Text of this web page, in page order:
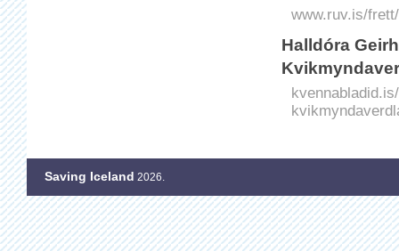
www.ruv.is/
Halldóra
Saving Iceland 2026.